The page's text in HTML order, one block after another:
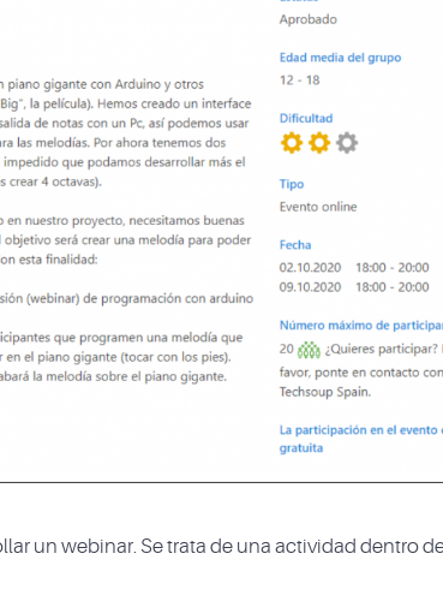
un webinar. Se trata de una actividad dentro